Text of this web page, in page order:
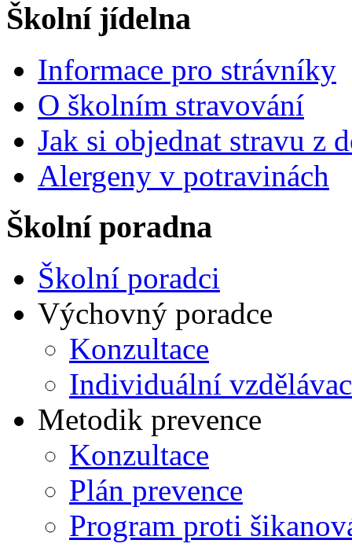
Školní jídelna
Informace pro strávníky
O školním stravování
Jak si objednat stravu z
Alergeny v potravinách
Školní poradna
Školní poradci
Výchovný poradce
Konzultace
Individuální
Metodik prevence
Konzultace
Plán prevence
Program proti